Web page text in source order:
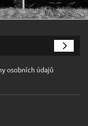
osobních údajů